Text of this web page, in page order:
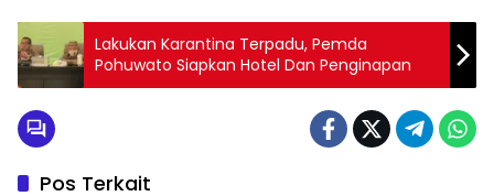
Lakukan Karantina Terpadu, Pemda
Pohuwato Siapkan Hotel Dan Penginapan
Pos Terkait